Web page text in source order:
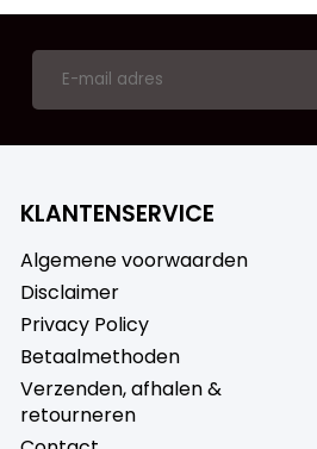
KLANTENSERVICE
Algemene voorwaarden
Disclaimer
Privacy Policy
Betaalmethoden
Verzenden, afhalen &
retourneren